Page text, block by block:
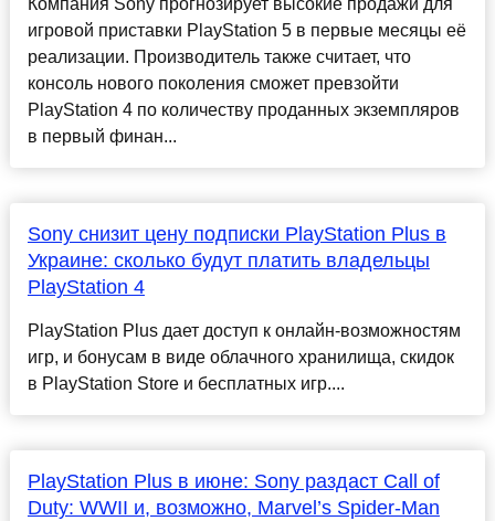
Компания Sony прогнозирует высокие продажи для
игровой приставки PlayStation 5 в первые месяцы её
реализации. Производитель также считает, что
консоль нового поколения сможет превзойти
PlayStation 4 по количеству проданных экземпляров
в первый финан...
Sony снизит цену подписки PlayStation Plus в
Украине: сколько будут платить владельцы
PlayStation 4
PlayStation Plus дает доступ к онлайн-возможностям
игр, и бонусам в виде облачного хранилища, скидок
в PlayStation Store и бесплатных игр....
PlayStation Plus в июне: Sony раздаст Call of
Duty: WWII и, возможно, Marvel’s Spider-Man